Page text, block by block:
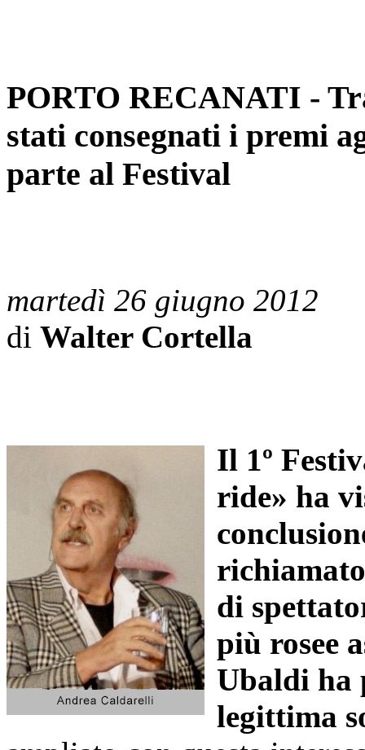
PORTO RECANATI -
stati consegnati i premi
parte al Festival
martedì 26 giugno 2012
di Walter Cortella
Il 1º
ride» ha
di
più rosee
Ubaldi ha
legittima